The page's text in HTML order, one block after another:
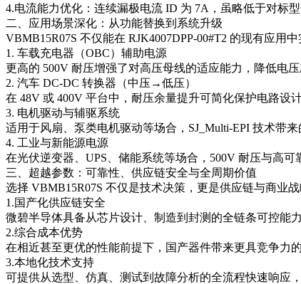
4.电流能力优化：连续漏极电流 ID 为 7A，虽略低于对标
二、应用场景深化：从功能替换到系统升级
VBMB15R07S 不仅能在 RJK4007DPP-00#T2 的现有应用
1. 车载充电器（OBC）辅助电源
更高的 500V 耐压增强了对高压母线的适应能力，降低电
2. 汽车 DC-DC 转换器（中压→低压）
在 48V 或 400V 平台中，耐压余量提升可简化保护电路设
3. 电机驱动与辅驱系统
适用于风扇、泵类电机驱动等场合，SJ_Multi-EPI 技术带
4. 工业与新能源电源
在光伏逆变器、UPS、储能系统等场合，500V 耐压与高
三、超越参数：可靠性、供应链安全与全周期价值
选择 VBMB15R07S 不仅是技术决策，更是供应链与商业战
1.国产化供应链安全
微碧半导体具备从芯片设计、制造到封测的全链条可控能
2.综合成本优势
在相近甚至更优的性能前提下，国产器件带来更具竞争力
3.本地化技术支持
可提供从选型、仿真、测试到故障分析的全流程快速响应